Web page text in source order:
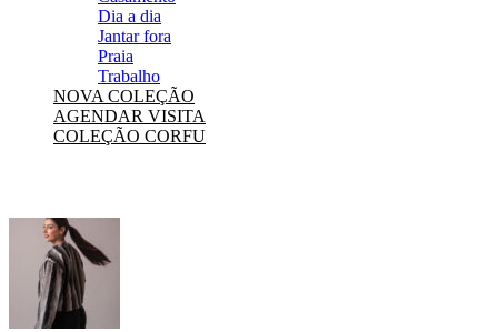
Dia a dia
Jantar fora
Praia
Trabalho
NOVA COLEÇÃO
AGENDAR VISITA
COLEÇÃO CORFU